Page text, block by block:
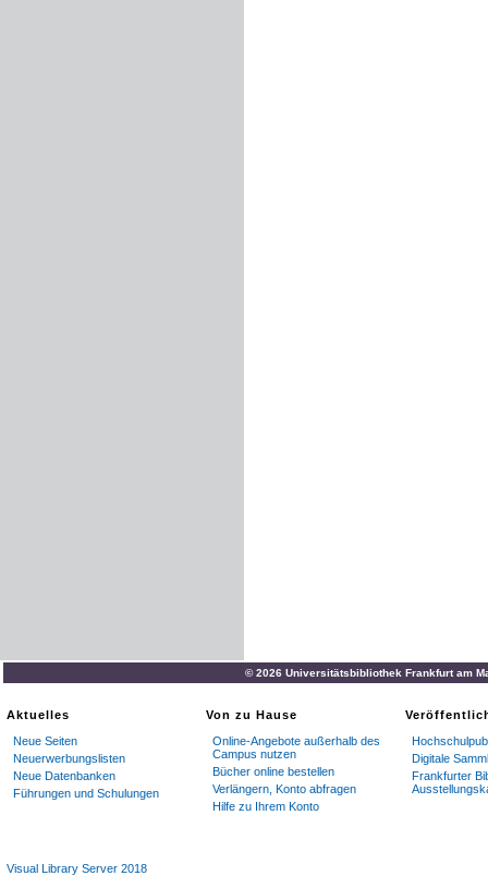
© 2026 Universitätsbibliothek Frankfurt am
Aktuelles
Neue Seiten
Neuerwerbungslisten
Neue Datenbanken
Führungen und Schulungen
Von zu Hause
Online-Angebote außerhalb des
Campus nutzen
Bücher online bestellen
Verlängern, Konto abfragen
Hilfe zu Ihrem Konto
Digitale
Frankfurter
Visual Library Server 2018